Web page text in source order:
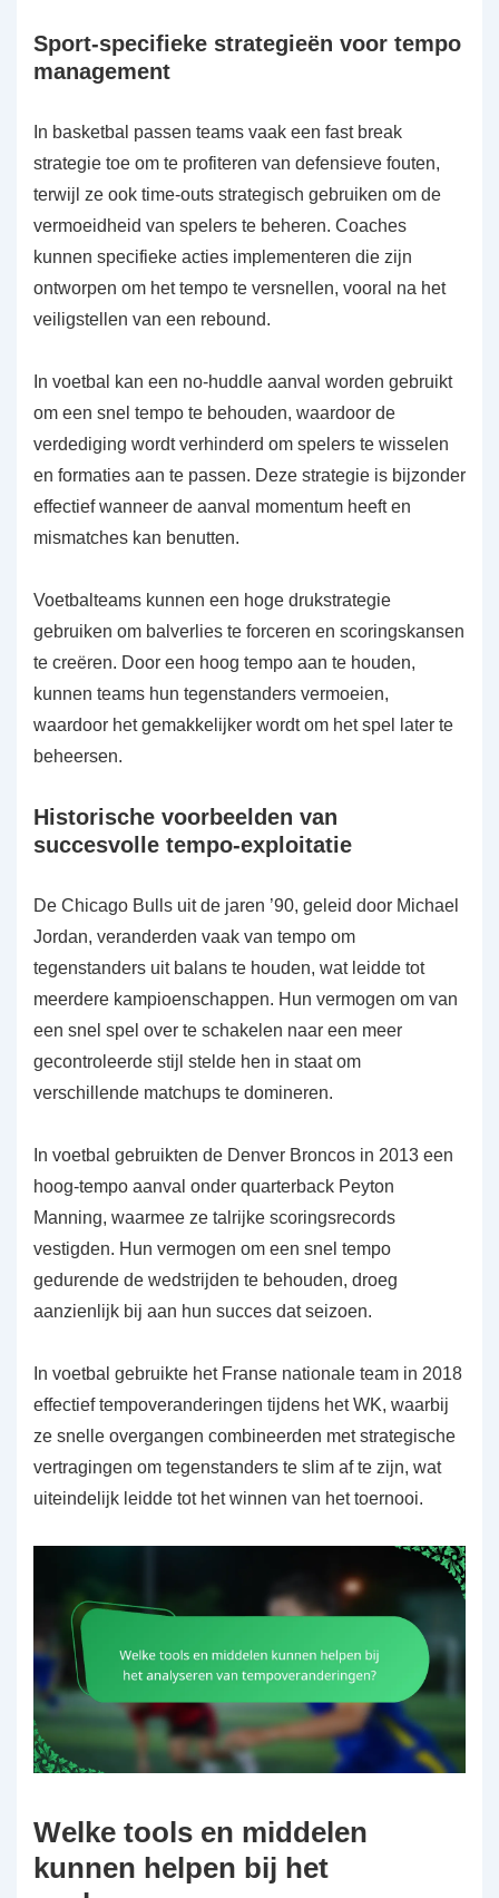
Sport-specifieke strategieën voor tempo
management
In basketbal passen teams vaak een fast break
strategie toe om te profiteren van defensieve fouten,
terwijl ze ook time-outs strategisch gebruiken om de
vermoeidheid van spelers te beheren. Coaches
kunnen specifieke acties implementeren die zijn
ontworpen om het tempo te versnellen, vooral na het
veiligstellen van een rebound.
In voetbal kan een no-huddle aanval worden gebruikt
om een snel tempo te behouden, waardoor de
verdediging wordt verhinderd om spelers te wisselen
en formaties aan te passen. Deze strategie is bijzonder
effectief wanneer de aanval momentum heeft en
mismatches kan benutten.
Voetbalteams kunnen een hoge drukstrategie
gebruiken om balverlies te forceren en scoringskansen
te creëren. Door een hoog tempo aan te houden,
kunnen teams hun tegenstanders vermoeien,
waardoor het gemakkelijker wordt om het spel later te
beheersen.
Historische voorbeelden van
succesvolle tempo-exploitatie
De Chicago Bulls uit de jaren ’90, geleid door Michael
Jordan, veranderden vaak van tempo om
tegenstanders uit balans te houden, wat leidde tot
meerdere kampioenschappen. Hun vermogen om van
een snel spel over te schakelen naar een meer
gecontroleerde stijl stelde hen in staat om
verschillende matchups te domineren.
In voetbal gebruikten de Denver Broncos in 2013 een
hoog-tempo aanval onder quarterback Peyton
Manning, waarmee ze talrijke scoringsrecords
vestigden. Hun vermogen om een snel tempo
gedurende de wedstrijden te behouden, droeg
aanzienlijk bij aan hun succes dat seizoen.
In voetbal gebruikte het Franse nationale team in 2018
effectief tempoveranderingen tijdens het WK, waarbij
ze snelle overgangen combineerden met strategische
vertragingen om tegenstanders te slim af te zijn, wat
uiteindelijk leidde tot het winnen van het toernooi.
Welke tools en middelen
kunnen helpen bij het